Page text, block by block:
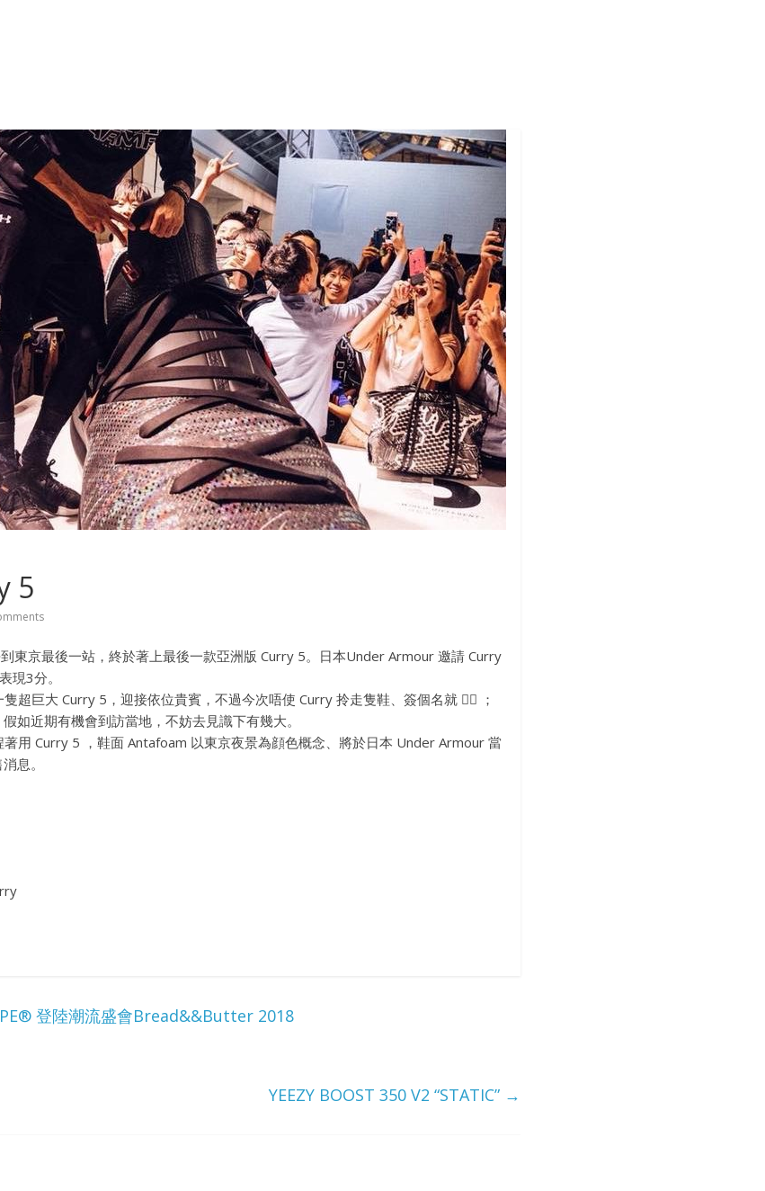
5
東京最後一站，終於著上最後一款亞洲版 Curry 5。日本Under Armour 邀請 Curry
現3分。
超巨大 Curry 5，迎接依位貴賓，不過今次唔使 Curry 拎走隻鞋、簽個名就 👌🏻 ；
如近期有機會到訪當地，不妨去見識下有幾大。
用 Curry 5 ，鞋面 Antafoam 以東京夜景為顔色概念、將於日本 Under Armour 當
息。
登陸潮流盛會Bread&&Butter 2018
YEEZY BOOST 350 V2 “STATIC” →